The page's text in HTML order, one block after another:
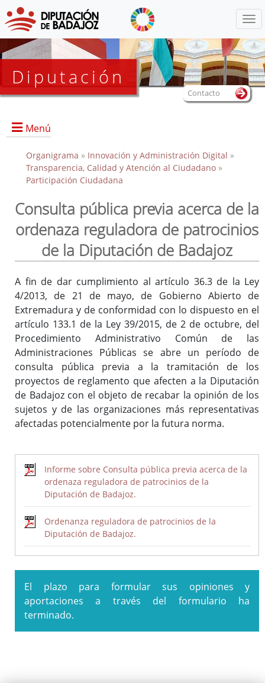
Diputación
Menú
Inicio
Organigrama » Innovación y Administración Digital »
Transparencia, Calidad y Atención al Ciudadano»
Participación Ciudadana
Consulta pública previa acerca de la
ordenaza reguladora de patrocinios
de la Diputación de Badajoz
A fin de dar cumplimiento al artículo 36.3 de la Ley
4/2013, de 21 de mayo, de Gobierno Abierto de
Extremadura y de conformidad con lo dispuesto en el
artículo 133.1 de la Ley 39/2015, de 2 de octubre, del
Procedimiento Administrativo Común de las
Administraciones Públicas se abre un período de
consulta pública previa a la tramitación de los
proyectos de reglamento que afecten a la Diputación
de Badajoz con el objeto de recabar la opinión de los
sujetos y de las organizaciones más representativas
afectadas potencialmente por la futura norma.
Informe sobre Consulta pública previa acerca de la
ordenaza reguladora de patrocinios de la
Diputación de Badajoz.
Ordenanza reguladora de patrocinios de la
Diputación de Badajoz.
El plazo para formular sus opiniones y
aportaciones a través del formulario ha
terminado.
Contacto